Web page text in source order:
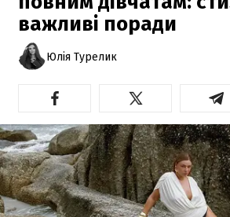
важливі поради
Юлія Турелик